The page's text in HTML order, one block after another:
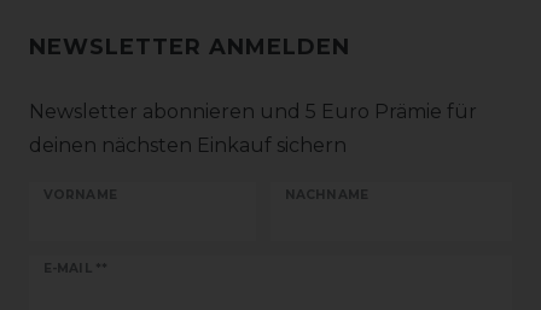
NEWSLETTER ANMELDEN
Newsletter abonnieren und 5 Euro Prämie für
deinen nächsten Einkauf sichern
VORNAME NACHNAME
E-MAIL **
Newsletter